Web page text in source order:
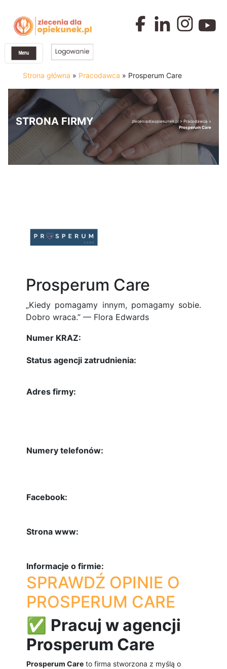
Strona główna » Pracodawca » Prosperum Care
STRONA FIRMY zleceniadlaopiekunek.pl > Pracodawca >
Prosperum Care
Prosperum Care
„Kiedy pomagamy innym, pomagamy sobie.
Dobro wraca.” — Flora Edwards
Numer KRAZ:
Status agencji zatrudnienia:
Adres firmy:
Numery telefonów:
Facebook:
Strona www:
Informacje o firmie:
SPRAWDŹ OPINIE O
PROSPERUM CARE
✅ Pracuj w agencji
Prosperum Care
Prosperum Care to firma stworzona z myślą o